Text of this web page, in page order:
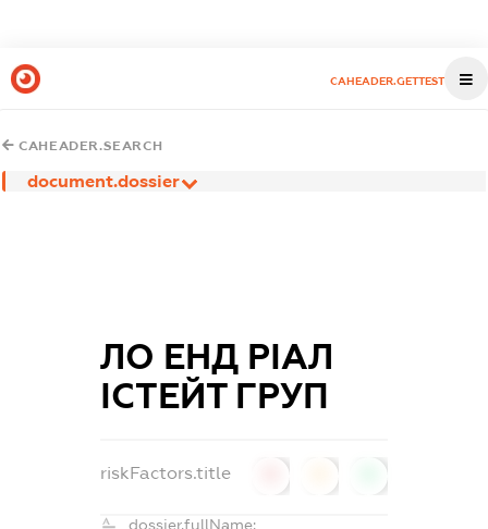
CAHEADER.GETTEST
CAHEADER.SEARCH
document.dossier
ЛО ЕНД РІАЛ
ІСТЕЙТ ГРУП
riskFactors.title
dossier.fullName: